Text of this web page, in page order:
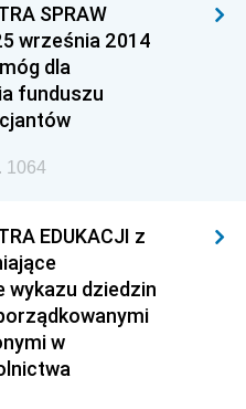
SPRAW
września 2014
dla
funduszu
1064
EDUKACJI z
wykazu dziedzin
w